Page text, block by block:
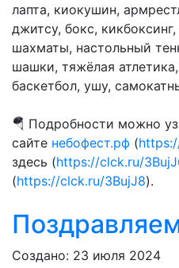
лапта, киокушин,
джитсу, бокс,
шахматы, настольный
шашки, тяжёлая
баскетбол, ушу,
🪂 Подробности можно
сайте небофест.рф (
здесь (https://clck.ru/
(https://clck.ru/3BujJ8).
Создано: 23 июля 2024